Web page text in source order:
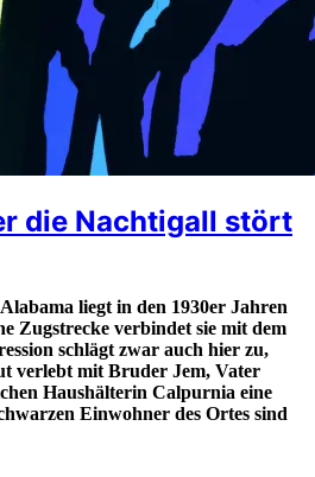
die Nachtigall stört
liegt in den 1930er Jahren
Zugstrecke verbindet sie mit dem
schlägt zwar auch hier zu,
verlebt mit Bruder Jem, Vater
Haushälterin Calpurnia eine
Einwohner des Ortes sind